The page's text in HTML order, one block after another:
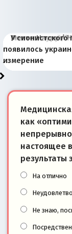
Киевская
Запада
«переобувании»
В России
перемены: 15
суверенной
Миграционный
Европы
Россия
сбрасывать
Анкориджа
Россия зимой
года: первые
внутренней
Русская нация
сегодня
Почему правый
Варшаве не
отношениям с
Место Науру /
современной
Южной Осетии
У сионистского
появилось
измерение
как
настоящее
На отлично
Не знаю,